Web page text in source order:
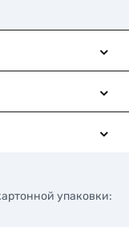
упаковки: